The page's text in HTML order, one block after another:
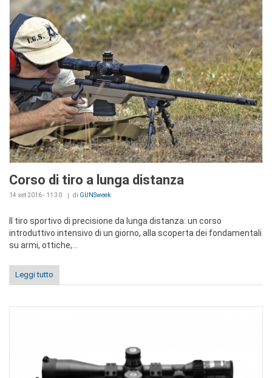
Corso di tiro a lunga distanza
14 set 2016 - 11:30 di GUNSweek
Il tiro sportivo di precisione da lunga distanza: un corso
introduttivo intensivo di un giorno, alla scoperta dei fondamentali
su armi, ottiche,...
Leggi tutto